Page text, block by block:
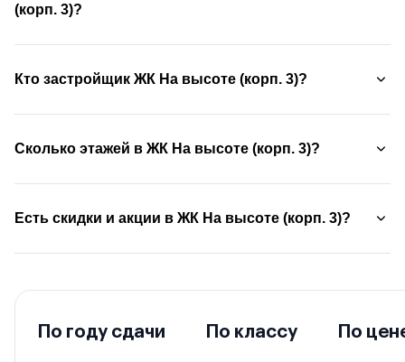
(корп. 3)?
Кто застройщик ЖК На высоте (корп. 3)?
Сколько этажей в ЖК На высоте (корп. 3)?
Есть скидки и акции в ЖК На высоте (корп. 3)?
По году сдачи По классу По